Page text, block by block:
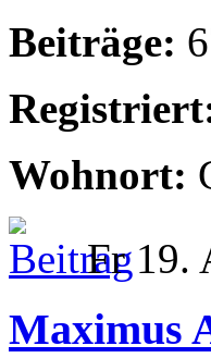
Beiträge:
Wohnort:
Fr 19.
Maximus